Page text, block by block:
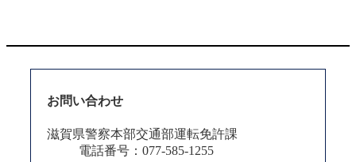
お問い合わせ
滋賀県警察本部交通部運転免許課
電話番号：077-585-1255